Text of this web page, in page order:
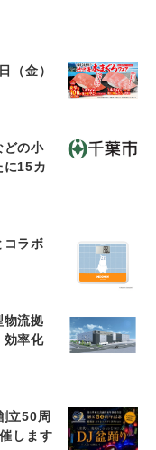
（金）
どの小
に15カ
コラボ
物流拠
効率化
立50周
します